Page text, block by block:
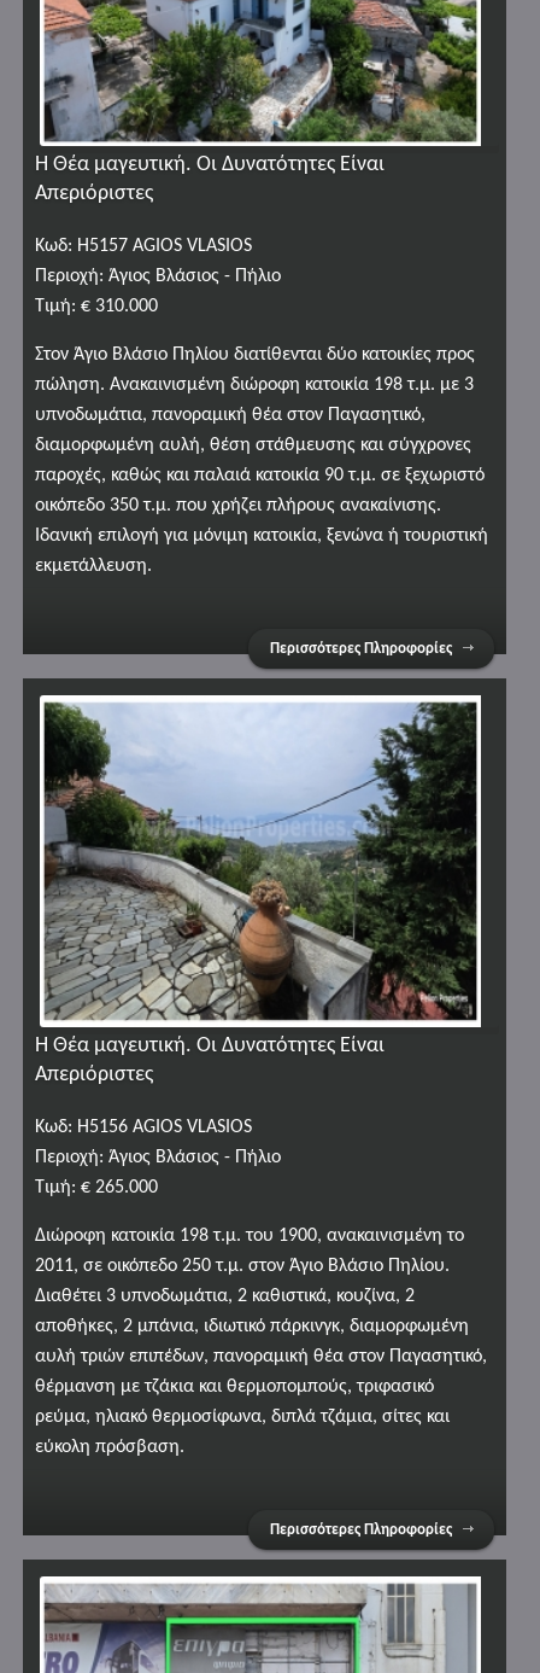
Η Θέα μαγευτική. Οι Δυνατότητες Είναι
Απεριόριστες
Κωδ: H5157 AGIOS VLASIOS
Περιοχή: Άγιος Βλάσιος - Πήλιο
Τιμή: € 310.000
Στον Άγιο Βλάσιο Πηλίου διατίθενται δύο κατοικίες προς
πώληση. Ανακαινισμένη διώροφη κατοικία 198 τ.μ. με 3
υπνοδωμάτια, πανοραμική θέα στον Παγασητικό,
διαμορφωμένη αυλή, θέση στάθμευσης και σύγχρονες
παροχές, καθώς και παλαιά κατοικία 90 τ.μ. σε ξεχωριστό
οικόπεδο 350 τ.μ. που χρήζει πλήρους ανακαίνισης.
Ιδανική επιλογή για μόνιμη κατοικία, ξενώνα ή τουριστική
εκμετάλλευση.
Περισσότερες Πληροφορίες
Η Θέα μαγευτική. Οι Δυνατότητες Είναι
Απεριόριστες
Κωδ: H5156 AGIOS VLASIOS
Περιοχή: Άγιος Βλάσιος - Πήλιο
Τιμή: € 265.000
Διώροφη κατοικία 198 τ.μ. του 1900, ανακαινισμένη το
2011, σε οικόπεδο 250 τ.μ. στον Άγιο Βλάσιο Πηλίου.
Διαθέτει 3 υπνοδωμάτια, 2 καθιστικά, κουζίνα, 2
αποθήκες, 2 μπάνια, ιδιωτικό πάρκινγκ, διαμορφωμένη
αυλή τριών επιπέδων, πανοραμική θέα στον Παγασητικό,
θέρμανση με τζάκια και θερμοπομπούς, τριφασικό
ρεύμα, ηλιακό θερμοσίφωνα, διπλά τζάμια, σίτες και
εύκολη πρόσβαση.
Περισσότερες Πληροφορίες